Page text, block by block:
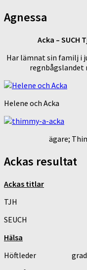
Agnessa
Acka – SUCH
Har lämnat sin familj i
regnbågslandet
Helene och Acka
ägare;
Ackas resultat
Ackas titlar
TJH
SEUCH
Hälsa
Höftleder grad